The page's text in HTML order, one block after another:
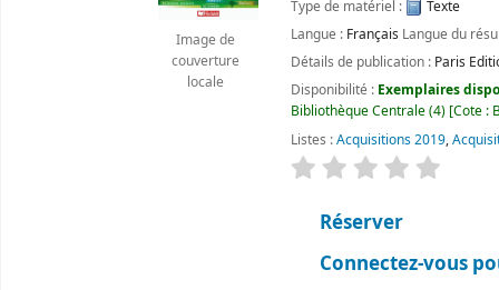
Image de
couverture
locale
Type de matériel :
Texte
Langue : Français Langue du
Détails de publication : Paris
Disponibilité : Exemplaires
Bibliothèque Centrale(4) Cote :
Listes :Acquisitions 2019,
évaluation
Réserver
Connectez-vous